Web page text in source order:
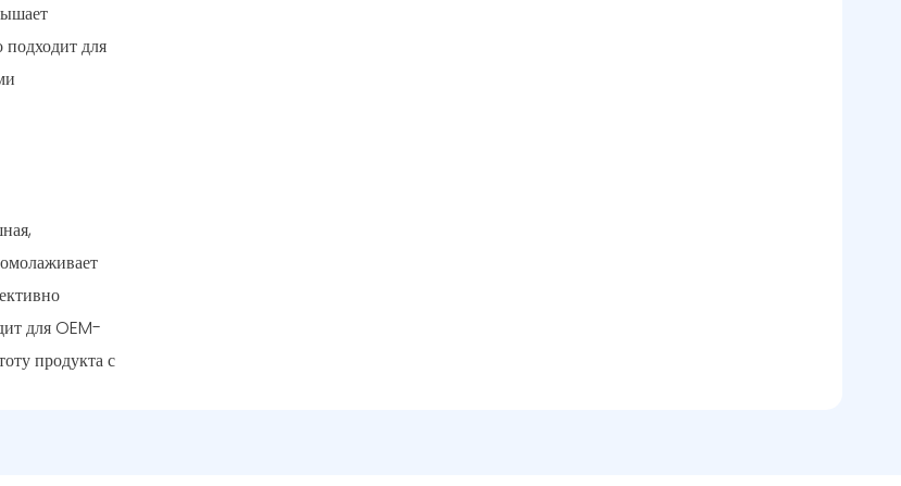
подходит для
для OEM-
продукта с